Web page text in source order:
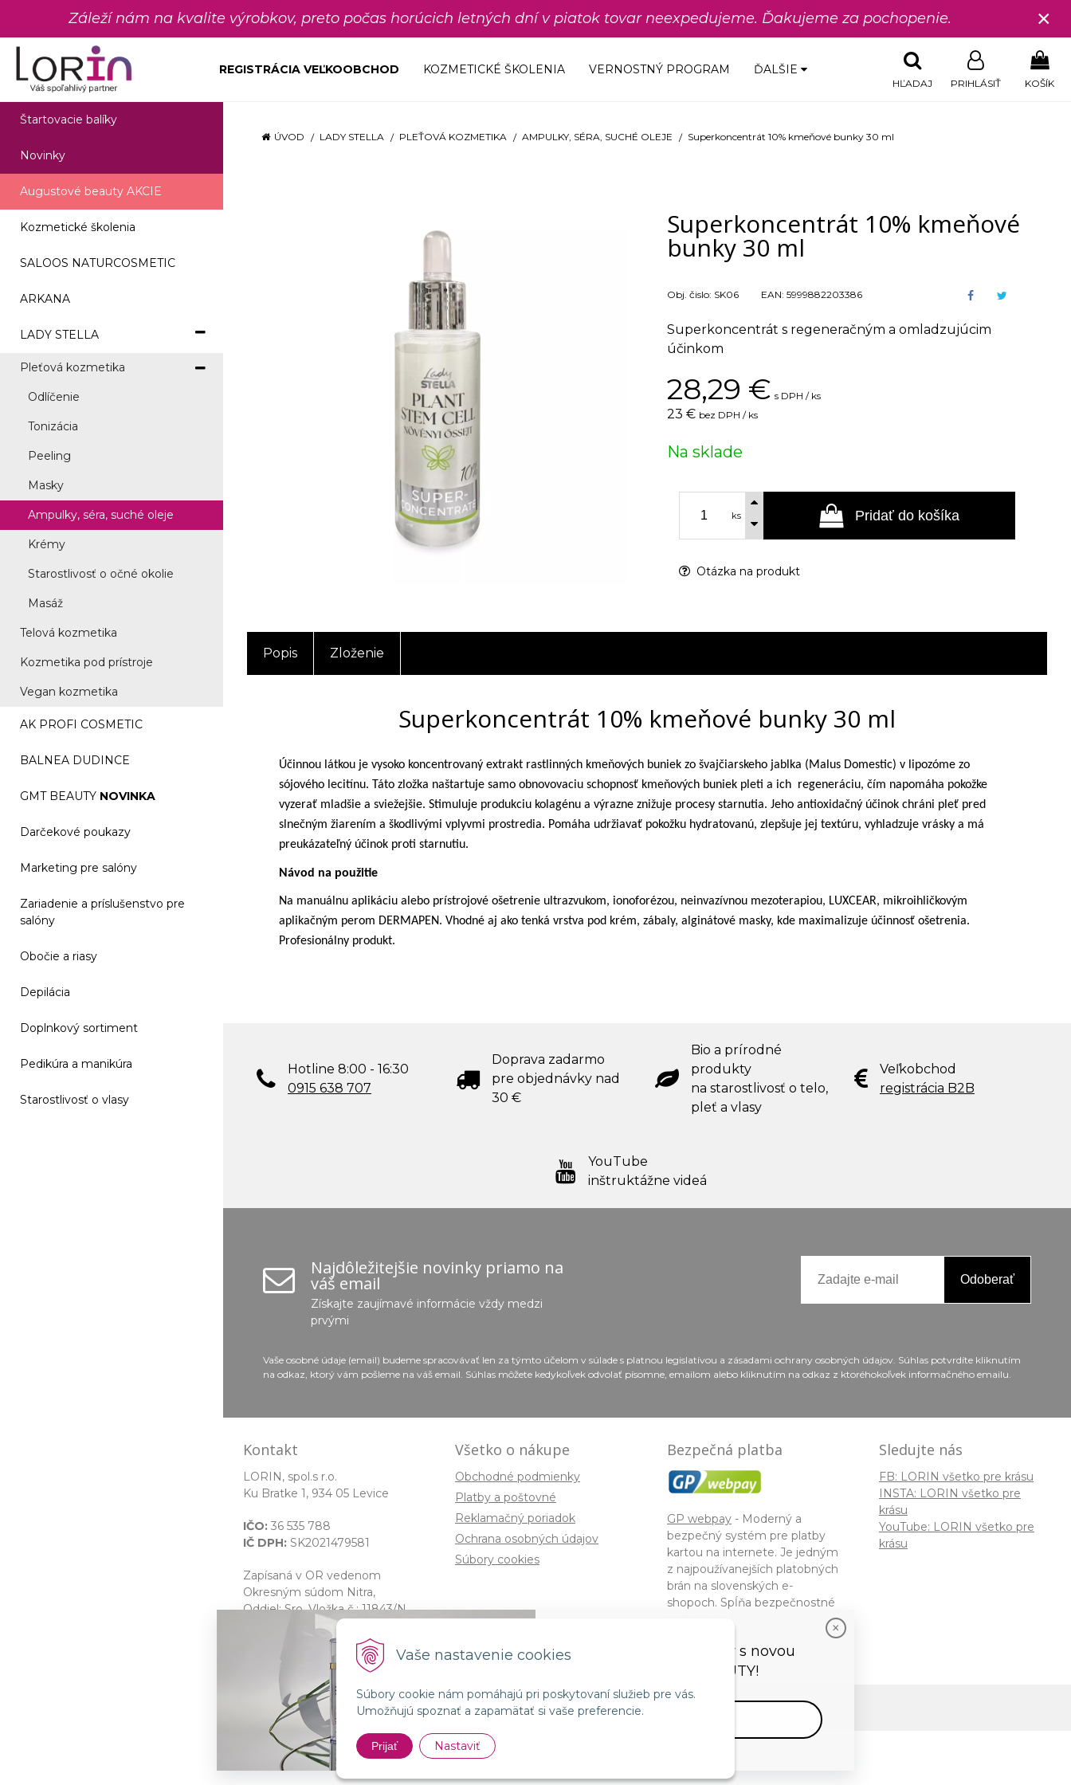
Vaše nastavenie cookies
Súbory cookie nám pomáhajú pri poskytovaní služieb pre vás.
Umožňujú spoznať a zapamätať si vaše preferencie.
Prijať Nastaviť
Záleží nám na kvalite výrobkov, preto počas horúcich letných dní v piatok tovar neexpedujeme. Ďakujeme za pochopenie. ×
REGISTRÁCIA VEĽKOOBCHOD KOZMETICKÉ ŠKOLENIA VERNOSTNÝ PROGRAM ĎALŠIE
KOŠÍK
PRIHLÁSIŤ
HĽADAJ
Štartovacie balíky
Novinky
Augustové beauty AKCIE
Kozmetické školenia
SALOOS NATURCOSMETIC
ARKANA
LADY STELLA
Pleťová kozmetika
Odlíčenie
Tonizácia
Peeling
Masky
Ampulky, séra, suché oleje
Krémy
Starostlivosť o očné okolie
Masáž
Telová kozmetika
Kozmetika pod prístroje
Vegan kozmetika
AK PROFI COSMETIC
BALNEA DUDINCE
GMT BEAUTY NOVINKA
Darčekové poukazy
Marketing pre salóny
Zariadenie a príslušenstvo pre
salóny
Obočie a riasy
Depilácia
Doplnkový sortiment
Pedikúra a manikúra
Starostlivosť o vlasy
ÚVOD LADY STELLA PLEŤOVÁ KOZMETIKA AMPULKY, SÉRA, SUCHÉ OLEJE Superkoncentrát 10% kmeňové bunky 30 ml
Superkoncentrát 10% kmeňové
bunky 30 ml
Obj. čislo: SK06 EAN: 5999882203386
Superkoncentrát s regeneračným a omladzujúcim
účinkom
28,29 € s DPH / ks
23 € bez DPH / ks
Na sklade
ks Pridať do košíka
Otázka na produkt
Popis Zloženie
Superkoncentrát 10% kmeňové bunky 30 ml
Účinnou látkou je vysoko koncentrovaný extrakt rastlinných kmeňových buniek zo švajčiarskeho jablka (Malus Domestic) v lipozóme zo
sójového lecitínu. Táto zložka naštartuje samo obnovovaciu schopnosť kmeňových buniek pleti a ich regeneráciu, čím napomáha pokožke
vyzerať mladšie a sviežejšie. Stimuluje produkciu kolagénu a výrazne znižuje procesy starnutia. Jeho antioxidačný účinok chráni pleť pred
slnečným žiarením a škodlivými vplyvmi prostredia. Pomáha udržiavať pokožku hydratovanú, zlepšuje jej textúru, vyhladzuje vrásky a má
preukázateľný účinok proti starnutiu.
Návod na použitie
Na manuálnu aplikáciu alebo prístrojové ošetrenie ultrazvukom, ionoforézou, neinvazívnou mezoterapiou, LUXCEAR, mikroihličkovým
aplikačným perom DERMAPEN. Vhodné aj ako tenká vrstva pod krém, zábaly, alginátové masky, kde maximalizuje účinnosť ošetrenia.
Profesionálny produkt.
Hotline 8:00 - 16:30
0915 638 707
Doprava zadarmo
pre objednávky nad
30 €
Bio a prírodné
produkty
na starostlivosť o telo,
pleť a vlasy
Veľkobchod
registrácia B2B
YouTube
inštruktážne videá
Najdôležitejšie novinky priamo na
váš email
Získajte zaujímavé informácie vždy medzi
prvými
Odoberať
Vaše osobné údaje (email) budeme spracovávať len za týmto účelom v súlade s platnou legislatívou a zásadami ochrany osobných údajov. Súhlas potvrdíte kliknutím
na odkaz, ktorý vám pošleme na váš email. Súhlas môžete kedykoľvek odvolať písomne, emailom alebo kliknutím na odkaz z ktoréhokoľvek informačného emailu.
Kontakt
LORIN, spol.s r.o.
Ku Bratke 1, 934 05 Levice
IČO: 36 535 788
IČ DPH: SK2021479581
Zapísaná v OR vedenom
Okresným súdom Nitra,
Oddiel: Sro, Vložka č.: 11843/N,
Všetko o nákupe
Obchodné podmienky
Platby a poštovné
Reklamačný poriadok
Ochrana osobných údajov
Súbory cookies
Bezpečná platba
GP webpay - Moderný a
bezpečný systém pre platby
kartou na internete. Je jedným
z najpoužívanejších platobných
brán na slovenských e-
shopoch. Spĺňa bezpečnostné
požiadavky Mastercard, VISA a
Sledujte nás
FB: LORIN všetko pre krásu
INSTA: LORIN všetko pre
krásu
YouTube: LORIN všetko pre
krásu
© 2026 lorin •NextShop&e-shop Pohoda Connector NextCom s.r.o.
Spojenie prírody a vedy s novou
kozmetikou GMT BEAUTY!